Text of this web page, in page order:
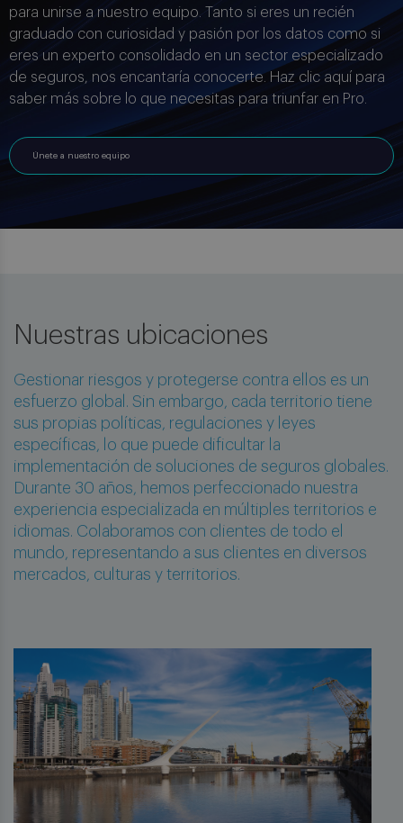
para unirse a nuestro equipo. Tanto si eres un recién
graduado con curiosidad y pasión por los datos como si
eres un experto consolidado en un sector especializado
de seguros, nos encantaría conocerte. Haz clic aquí para
saber más sobre lo que necesitas para triunfar en Pro.
Únete a nuestro equipo
Nuestras ubicaciones
Gestionar riesgos y protegerse contra ellos es un
esfuerzo global. Sin embargo, cada territorio tiene
sus propias políticas, regulaciones y leyes
específicas, lo que puede dificultar la
implementación de soluciones de seguros globales.
Durante 30 años, hemos perfeccionado nuestra
experiencia especializada en múltiples territorios e
idiomas. Colaboramos con clientes de todo el
mundo, representando a sus clientes en diversos
mercados, culturas y territorios.